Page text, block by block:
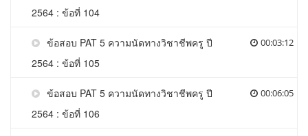
2564 : ข้อที่ 104
ข้อสอบ PAT 5 ความนัดทางวิชาชีพครู ปี
2564 : ข้อที่ 105
00:03:12
ข้อสอบ PAT 5 ความนัดทางวิชาชีพครู ปี
2564 : ข้อที่ 106
00:06:05